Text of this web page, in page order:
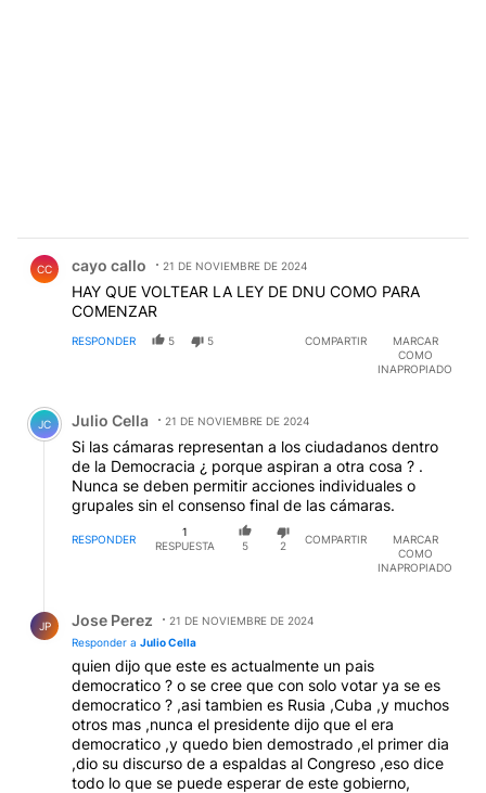
CC cayo callo 21 DE NOVIEMBRE DE 2024
HAY QUE VOLTEAR LA LEY DE DNU COMO PARA
COMENZAR
RESPONDER 5 5 COMPARTIR
MARCAR
COMO
INAPROPIADO
Comentario de Julio Cella.
JC Julio Cella 21 DE NOVIEMBRE DE 2024
Si las cámaras representan a los ciudadanos dentro
de la Democracia ¿ porque aspiran a otra cosa ? .
Nunca se deben permitir acciones individuales o
grupales sin el consenso final de las cámaras.
RESPONDER
1
RESPUESTA
5 2
COMPARTIR
MARCAR
COMO
INAPROPIADO
JP Jose Perez
21 DE NOVIEMBRE DE 2024
Responder a Julio Cella
quien dijo que este es actualmente un pais
democratico ? o se cree que con solo votar ya se es
democratico ? ,asi tambien es Rusia ,Cuba ,y muchos
otros mas ,nunca el presidente dijo que el era
democratico ,y quedo bien demostrado ,el primer dia
,dio su discurso de a espaldas al Congreso ,eso dice
todo lo que se puede esperar de este gobierno,